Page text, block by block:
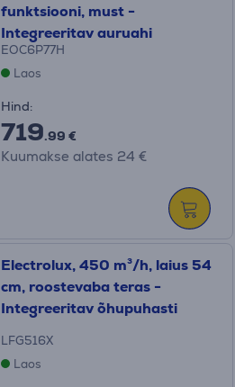
funktsiooni, must -
Integreeritav auruahi
EOC6P77H
Laos
Hind:
719.99 €
Kuumakse alates 24 €
Electrolux, 450 m³/h, laius 54
cm, roostevaba teras -
Integreeritav õhupuhasti
LFG516X
Laos